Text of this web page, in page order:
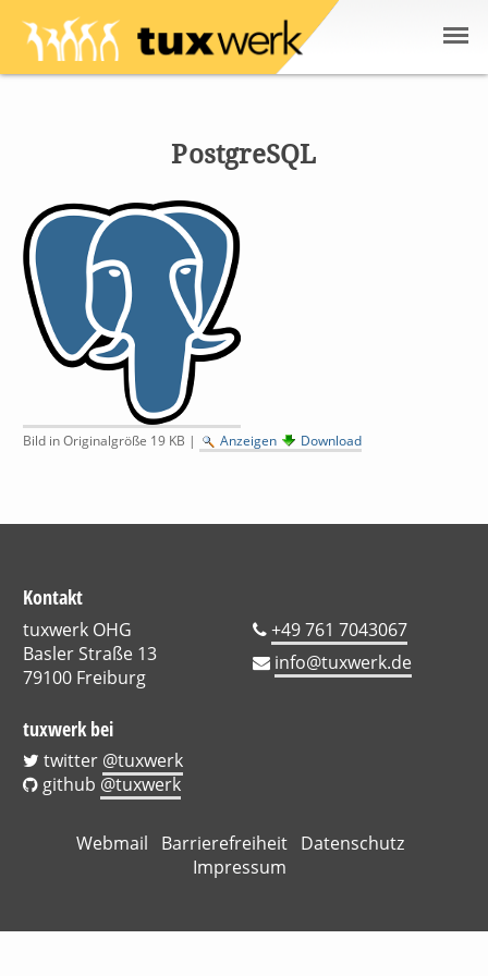
Direkt
zum
Inhalt
Navigation
Benutzerspezifische
Werkzeuge
Sektionen
PostgreSQL
Bild in Originalgröße 19 KB | Anzeigen Download
Kontakt
tuxwerk OHG
Basler Straße 13
79100 Freiburg
+49 761 7043067
info@tuxwerk.de
tuxwerk bei
twitter @tuxwerk
github @tuxwerk
Webmail Barrierefreiheit
Datenschutz
Impressum